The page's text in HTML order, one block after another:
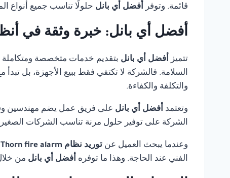
قائمة. وتوفر أفضل أي بانل حلولًا تناسب جميع أنواع
أفضل أي بانل: خبرة وثقة في
تتميز أفضل أي بانل بتقديم خدمات متخصصة
السلامة. فالشركة لا تكتفي فقط ببيع الأجهزة، بل
والتكلفة والكفاءة.
وتعتمد أفضل أي بانل على فريق عمل يضم مهندسين
الشركة على توفير حلول مرنة تناسب الشركات
وعندما يبحث العميل عن توريد نظام Thorn fire alarm في الجيزة
الفني عند الحاجة. وهذا ما توفره أفضل أي بانل من